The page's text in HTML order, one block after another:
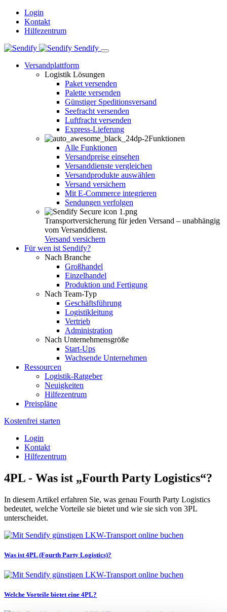
Login
Kontakt
Hilfezentrum
Sendify
Versandplattform
Logistik Lösungen
Paket versenden
Palette versenden
Günstiger Speditionsversand
Seefracht versenden
Luftfracht versenden
Express-Lieferung
Funktionen
Alle Funktionen
Versandpreise einsehen
Versanddienste vergleichen
Versandprodukte auswählen
Versand versichern
Mit E-Commerce integrieren
Sendungen verfolgen
Transportversicherung für jeden Versand – unabhängig
vom Versanddienst.
Versand versichern
Für wen ist Sendify?
Nach Branche
Großhandel
Einzelhandel
Produktion und Fertigung
Nach Team-Typ
Geschäftsführung
Logistikleitung
Vertrieb
Administration
Nach Unternehmensgröße
Start-Ups
Wachsende Unternehmen
Ressourcen
Logistik-Ratgeber
Neuigkeiten
Hilfezentrum
Preispläne
Kostenfrei starten
Login
Kontakt
Hilfezentrum
4PL - Was ist „Fourth Party Logistics“?
In diesem Artikel erfahren Sie, was genau Fourth Party Logistics
bedeutet, welche Vorteile sie bietet und wie sie sich von 3PL
unterscheidet.
Was ist 4PL (Fourth Party Logistics)?
Welche Vorteile bietet eine 4PL?